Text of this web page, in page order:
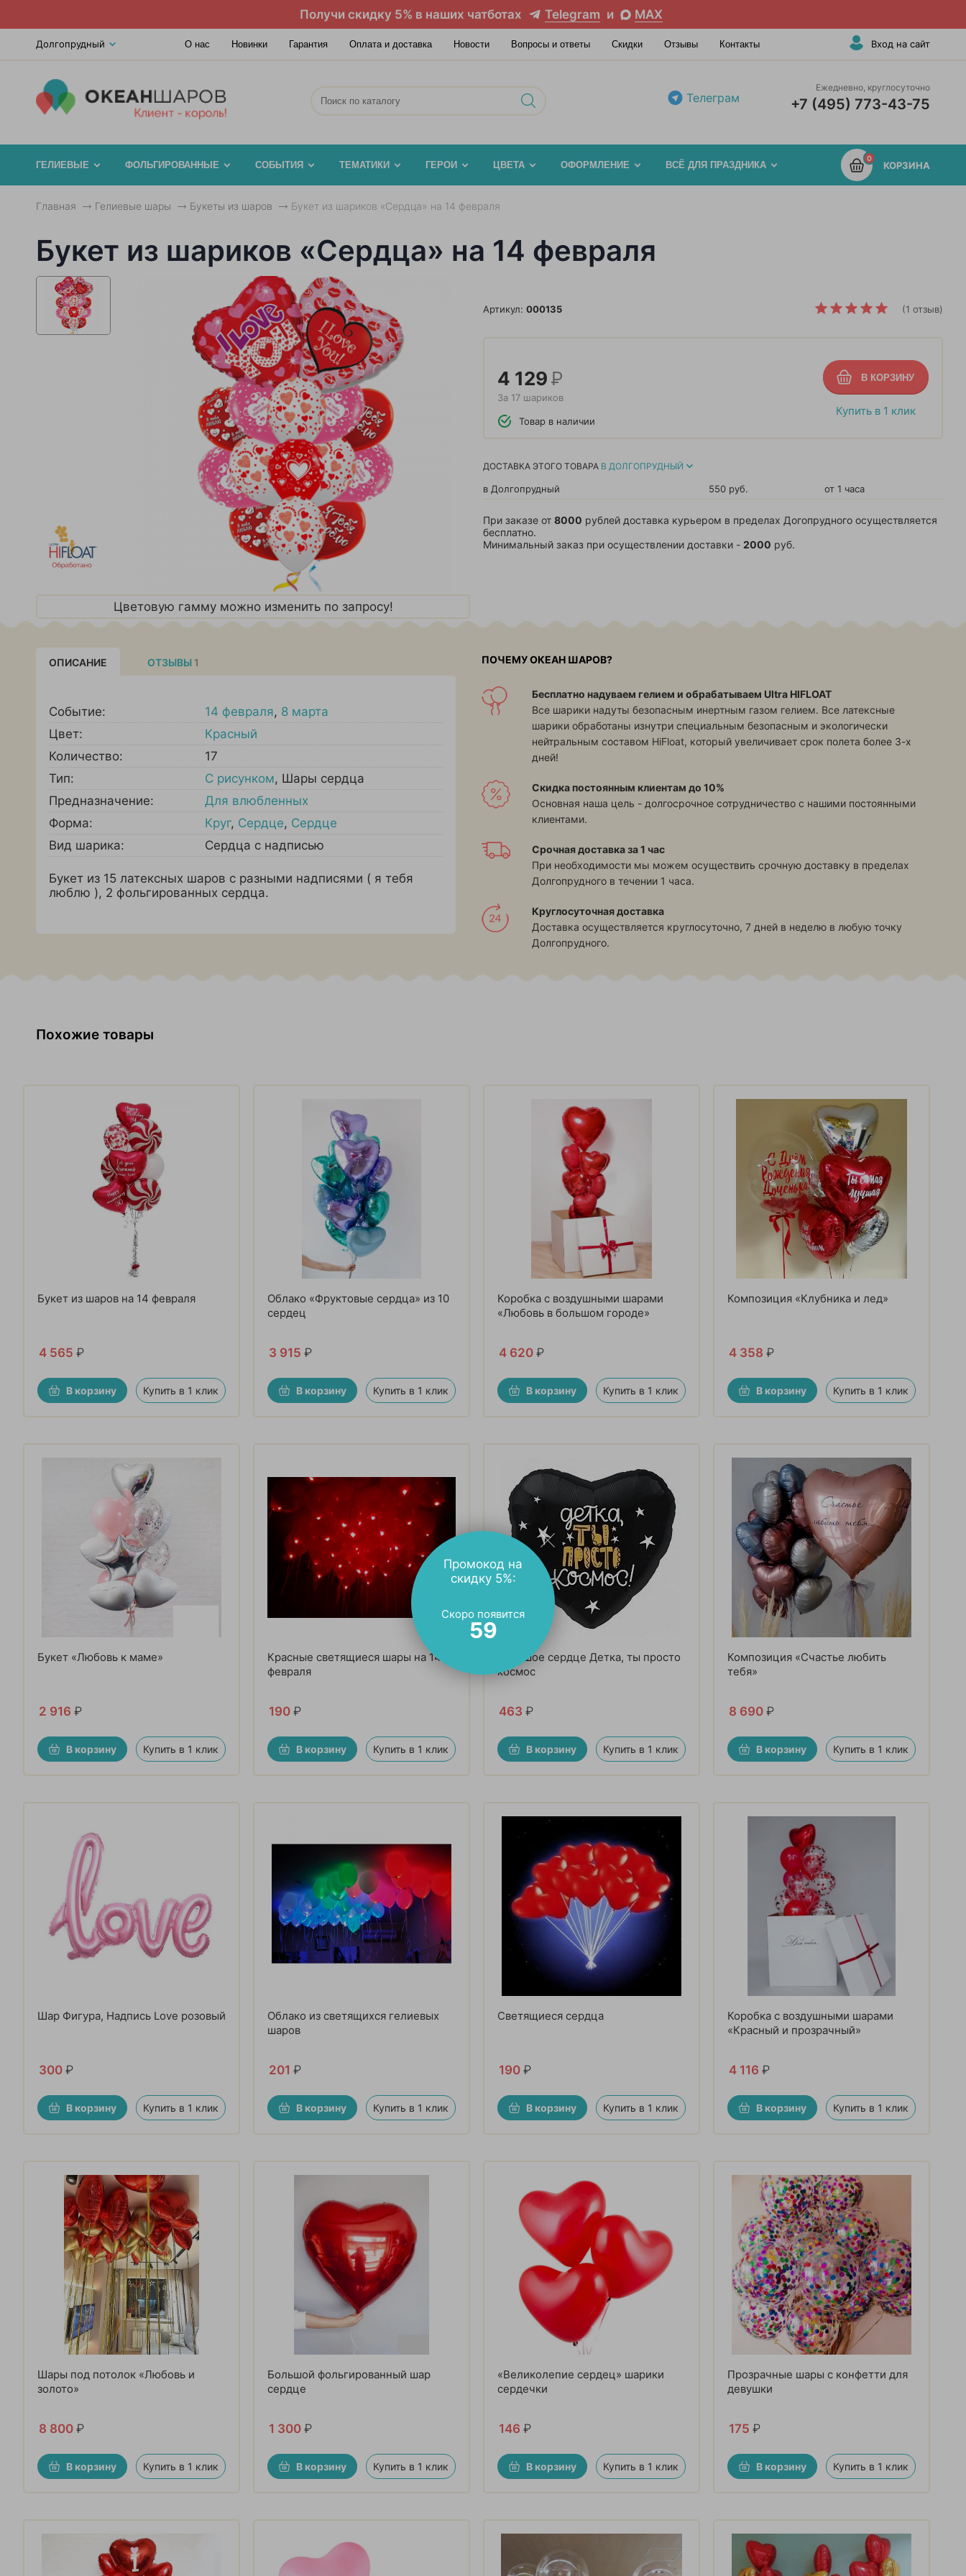
Получи скидку 5% в наших чатботах Telegram и MAX
Долгопрудный О нас Новинки Гарантия Оплата и доставка Новости Вопросы и ответы Скидки Отзывы Контакты Вход на сайт
Телеграм
Ежедневно, круглосуточно
+7 (495) 773-43-75
0
КОРЗИНА
ГЕЛИЕВЫЕ ФОЛЬГИРОВАННЫЕ СОБЫТИЯ ТЕМАТИКИ ГЕРОИ ЦВЕТА ОФОРМЛЕНИЕ ВСЁ ДЛЯ ПРАЗДНИКА
Главная Гелиевые шары Букеты из шаров Букет из шариков «Сердца» на 14 февраля
Букет из шариков «Сердца» на 14 февраля
Цветовую гамму можно изменить по запросу!
(1 отзыв)
Артикул: 000135
Купить в 1 клик
4 129Р
За 17 шариков
Товар в наличии
ДОСТАВКА ЭТОГО ТОВАРА В ДОЛГОПРУДНЫЙ
в Долгопрудный 550 руб. от 1 часа
При заказе от 8000 рублей доставка курьером в пределах Догопрудного осуществляется
бесплатно.
Минимальный заказ при осуществлении доставки - 2000 руб.
ОПИСАНИЕ ОТЗЫВЫ 1
Событие: 14 февраля, 8 марта
Цвет:
Красный
Количество:
17
Тип:
С рисунком, Шары сердца
Предназначение:
Для влюбленных
Форма:
Круг, Сердце, Сердце
Вид шарика:
Сердца с надписью
Букет из 15 латексных шаров с разными надписями ( я тебя
люблю ), 2 фольгированных сердца.
ПОЧЕМУ ОКЕАН ШАРОВ?
Бесплатно надуваем гелием и обрабатываем Ultra HIFLOAT
Все шарики надуты безопасным инертным газом гелием. Все латексные
шарики обработаны изнутри специальным безопасным и экологически
нейтральным составом HiFloat, который увеличивает срок полета более 3-х
дней!
Скидка постоянным клиентам до 10%
Основная наша цель - долгосрочное сотрудничество с нашими постоянными
клиентами.
Срочная доставка за 1 час
При необходимости мы можем осуществить срочную доставку в пределах
Долгопрудного в течении 1 часа.
Круглосуточная доставка
Доставка осуществляется круглосуточно, 7 дней в неделю в любую точку
Долгопрудного.
Похожие товары
Букет из шаров на 14 февраля
4 565 ₽
В корзину Купить в 1 клик
Облако «Фруктовые сердца» из 10
сердец
3 915 ₽
В корзину Купить в 1 клик
Коробка с воздушными шарами
«Любовь в большом городе»
4 620 ₽
В корзину Купить в 1 клик
Композиция «Клубника и лед»
4 358 ₽
В корзину Купить в 1 клик
Букет «Любовь к маме»
2 916 ₽
В корзину Купить в 1 клик
Красные светящиеся шары на 14
февраля
190 ₽
В корзину Купить в 1 клик
Большое сердце Детка, ты просто
космос
463 ₽
В корзину Купить в 1 клик
Композиция «Счастье любить
тебя»
8 690 ₽
В корзину Купить в 1 клик
Шар Фигура, Надпись Love розовый
300 ₽
В корзину Купить в 1 клик
Облако из светящихся гелиевых
шаров
201 ₽
В корзину Купить в 1 клик
Светящиеся сердца
190 ₽
В корзину Купить в 1 клик
Коробка с воздушными шарами
«Красный и прозрачный»
4 116 ₽
В корзину Купить в 1 клик
Шары под потолок «Любовь и
золото»
8 800 ₽
В корзину Купить в 1 клик
Большой фольгированный шар
сердце
1 300 ₽
В корзину Купить в 1 клик
«Великолепие сердец» шарики
сердечки
146 ₽
В корзину Купить в 1 клик
Прозрачные шары с конфетти для
девушки
175 ₽
В корзину Купить в 1 клик
Промокод на
скидку 5%:
Скоро появится
57